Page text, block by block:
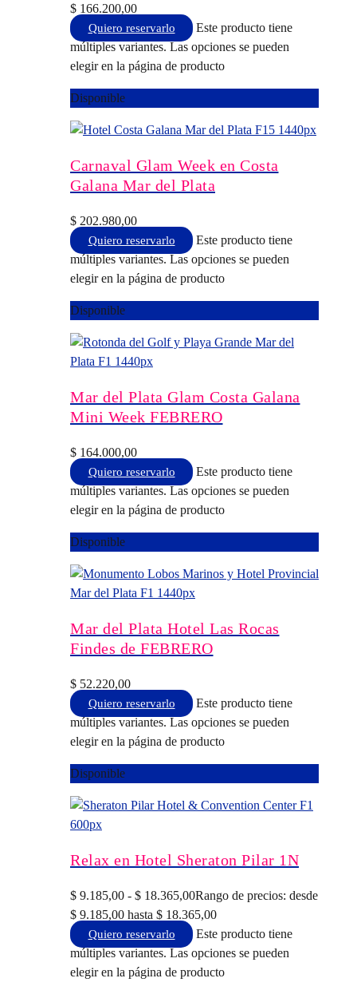
$ 166.200,00
Quiero reservarlo
Este producto tiene
múltiples variantes. Las opciones se pueden
elegir en la página de producto
Disponible
Carnaval Glam Week en Costa
Galana Mar del Plata
$ 202.980,00
Quiero reservarlo
Este producto tiene
múltiples variantes. Las opciones se pueden
elegir en la página de producto
Disponible
Mar del Plata Glam Costa Galana
Mini Week FEBRERO
$ 164.000,00
Quiero reservarlo
Este producto tiene
múltiples variantes. Las opciones se pueden
elegir en la página de producto
Disponible
Mar del Plata Hotel Las Rocas
Findes de FEBRERO
$ 52.220,00
Quiero reservarlo
Este producto tiene
múltiples variantes. Las opciones se pueden
elegir en la página de producto
Disponible
Relax en Hotel Sheraton Pilar 1N
$ 9.185,00 - $ 18.365,00Rango de precios: desde
$ 9.185,00 hasta $ 18.365,00
Quiero reservarlo
Este producto tiene
múltiples variantes. Las opciones se pueden
elegir en la página de producto